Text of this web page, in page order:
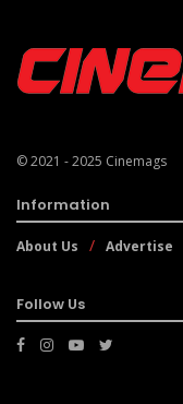
© 2021 - 2025 Cinemags
Information
About Us Advertise
Follow Us